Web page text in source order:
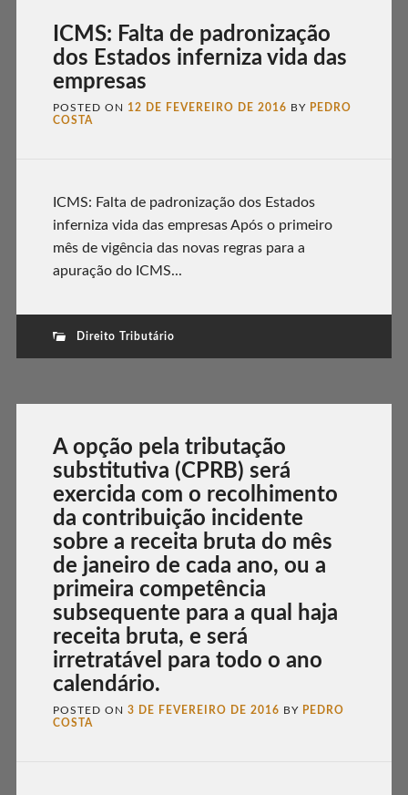
ICMS: Falta de padronização
dos Estados inferniza vida das
empresas
POSTED ON 12 DE FEVEREIRO DE 2016 BY PEDRO
COSTA
ICMS: Falta de padronização dos Estados
inferniza vida das empresas Após o primeiro
mês de vigência das novas regras para a
apuração do ICMS...
Direito Tributário
A opção pela tributação
substitutiva (CPRB) será
exercida com o recolhimento
da contribuição incidente
sobre a receita bruta do mês
de janeiro de cada ano, ou a
primeira competência
subsequente para a qual haja
receita bruta, e será
irretratável para todo o ano
calendário.
POSTED ON 3 DE FEVEREIRO DE 2016 BY PEDRO
COSTA